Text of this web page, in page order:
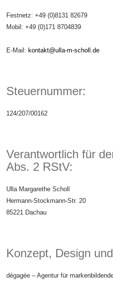
Festnetz: +49 (0)8131 82679
Mobil: +49 (0)171 8704839
E-Mail: kontakt@ulla-m-scholl.de
Steuernummer:
124/207/00162
Verantwortlich für
Abs. 2 RStV:
Ulla Margarethe Scholl
Hermann-Stockmann-Str. 20
85221 Dachau
Konzept, Design
dégagée – Agentur für